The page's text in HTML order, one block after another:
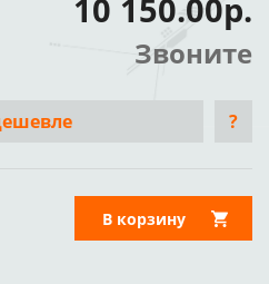
10 150.00р.
Звоните
?
В корзину